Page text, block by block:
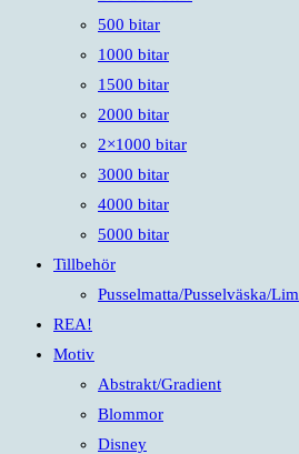
500 bitar
1000 bitar
1500 bitar
2000 bitar
2×1000 bitar
3000 bitar
4000 bitar
5000 bitar
Tillbehör
Pusselmatta/Pusselväska/Lim
REA!
Motiv
Abstrakt/Gradient
Blommor
Disney